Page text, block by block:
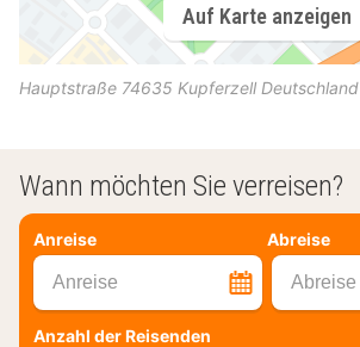
Auf Karte anzeigen
Hauptstraße 74635 Kupferzell Deutschland
Wann möchten Sie verreisen?
Anreise Abreise
Anreise Abreise
Anzahl der Reisenden